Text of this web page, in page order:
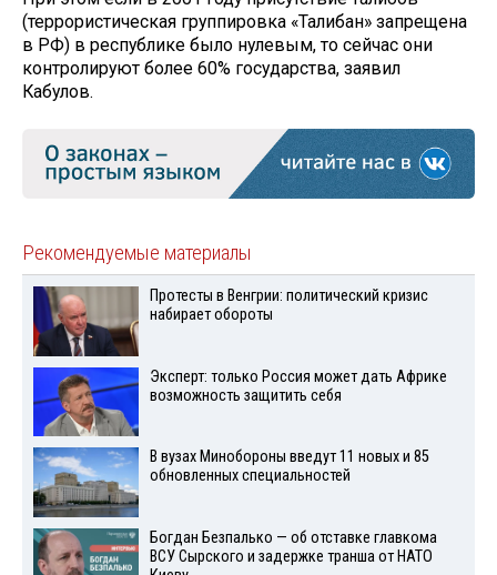
(террористическая группировка «Талибан» запрещена
в РФ) в республике было нулевым, то сейчас они
контролируют более 60% государства, заявил
Кабулов.
Рекомендуемые материалы
Протесты в Венгрии: политический кризис
набирает обороты
Эксперт: только Россия может дать Африке
возможность защитить себя
В вузах Минобороны введут 11 новых и 85
обновленных специальностей
Богдан Безпалько — об отставке главкома
ВСУ Сырского и задержке транша от НАТО